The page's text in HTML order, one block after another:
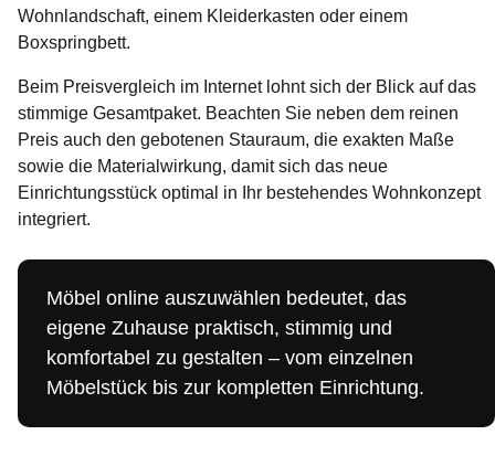
Wohnlandschaft, einem Kleiderkasten oder einem
Boxspringbett.
Beim Preisvergleich im Internet lohnt sich der Blick auf das
stimmige Gesamtpaket. Beachten Sie neben dem reinen
Preis auch den gebotenen Stauraum, die exakten Maße
sowie die Materialwirkung, damit sich das neue
Einrichtungsstück optimal in Ihr bestehendes Wohnkonzept
integriert.
Möbel online auszuwählen bedeutet, das
eigene Zuhause praktisch, stimmig und
komfortabel zu gestalten – vom einzelnen
Möbelstück bis zur kompletten Einrichtung.